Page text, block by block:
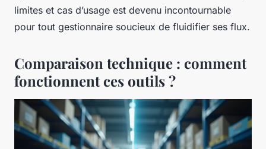
limites et cas d’usage est devenu incontournable
pour tout gestionnaire soucieux de fluidifier ses flux.
Comparaison technique : comment
fonctionnent ces outils ?